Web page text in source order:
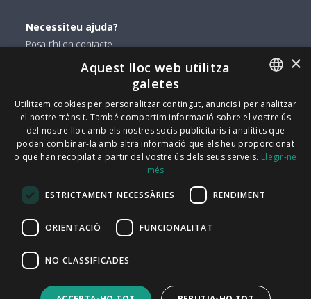
Necessiteu ajuda?
Posa-t’hi en contacte
Facebook
Twitter
Linkedin
Instagram
FindMyLost Sr.l © 2026 | Tots els drets reservats |
09405890964 iva | Via Arena 25 - 20123 Milà |
info@findmylost.it | 11.387,36 € Totalment pagat | Milà
ENGLISH
ITALIAN
CATALAN
PORTUGUESE
×
Aquest lloc web utilitza
galetes
Utilitzem cookies per personalitzar contingut, anuncis i per analitzar
el nostre trànsit. També compartim informació sobre el vostre ús
del nostre lloc amb els nostres socis publicitaris i analítics que
poden combinar-la amb altra informació que els heu proporcionat
o que han recopilat a partir del vostre ús dels seus serveis. Llegir-ne
més
ESTRICTAMENT NECESSÀRIES RENDIMENT
ORIENTACIÓ FUNCIONALITAT
NO CLASSIFICADES